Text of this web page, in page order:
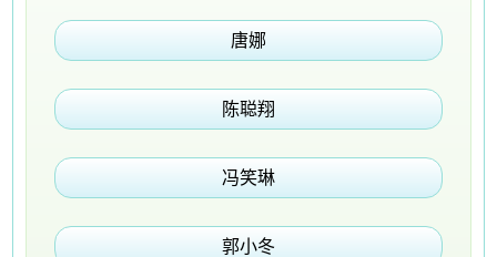
唐娜
陈聪翔
冯笑琳
郭小冬